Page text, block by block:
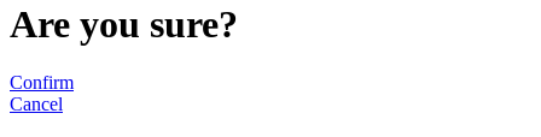
Are you sure?
Confirm
Cancel